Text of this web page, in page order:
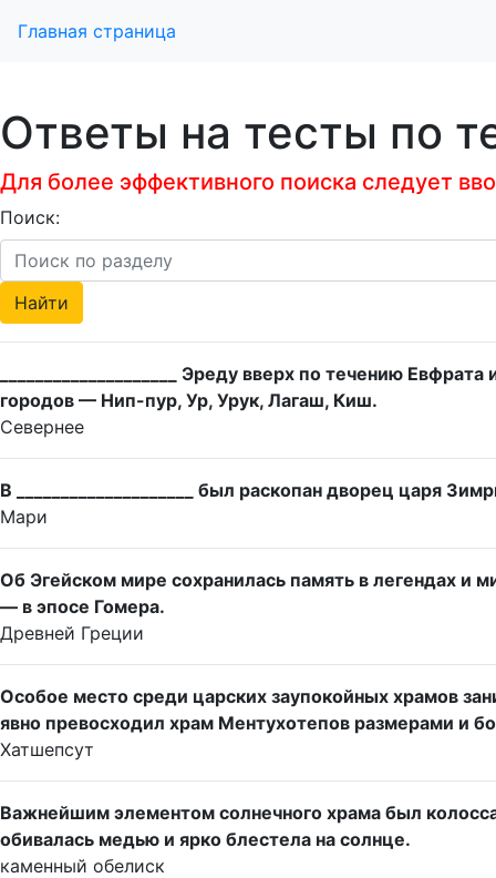
Главная страница
Ответы на тесты по
Для более эффективного поиска следует
Поиск:
____________________ Эреду вверх по течению
городов — Нип-пур, Ур, Урук, Лагаш, Киш.
Севернее
В ____________________ был раскопан дворец царя
Мари
Об Эгейском мире сохранилась память в легендах и
— в эпосе Гомера.
Древней Греции
Особое место среди царских заупокойных храмов
явно превосходил храм Ментухотепов размерами и
Хатшепсут
Важнейшим элементом солнечного храма был
обивалась медью и ярко блестела на солнце.
каменный обелиск